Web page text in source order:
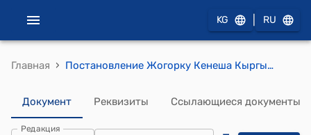
KG RU
Главная › Постановление Жогорку Кенеша Кыргызской Республики от 27 апреля 2023 года № 1115-VII "О принятии в первом чтении проекта Закона Кыргызской Республики "О присоединении Кыргызской Республики к Соглашению о принятии согласованных технических правил Организации Объединенных Наций для колесных транспортных средств, предметов оборудования и частей, которые могут быть установлены и/или использованы на колесных транспортных средствах, и об условиях взаимного признания официальных утверждений, выдаваемых на основе этих правил Организации Объединенных Наций, совершенному в городе Женева 20 марта 1958 года"
Документ Реквизиты Ссылающиеся документы
Редакция